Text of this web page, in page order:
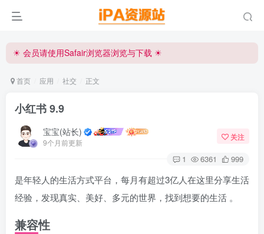
☀ 会员请使用Safair浏览器浏览与下载 ☀
☀ 会员请使用Safair浏览器浏览与下载 ☀
首页 应用 社交 正文
小红书 9.9
宝宝(站长)
9个月前更新
关注
1 6361 999
是年轻人的生活方式平台，每月有超过3亿人在这里分享生活
经验，发现真实、美好、多元的世界，找到想要的生活 。
兼容性